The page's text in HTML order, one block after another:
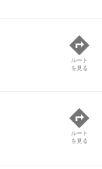
ルート
を見る
ルート
を見る